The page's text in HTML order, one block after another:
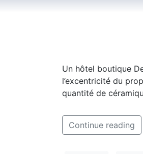
Un hôtel boutique
l’excentricité du
quantité de
Continue reading